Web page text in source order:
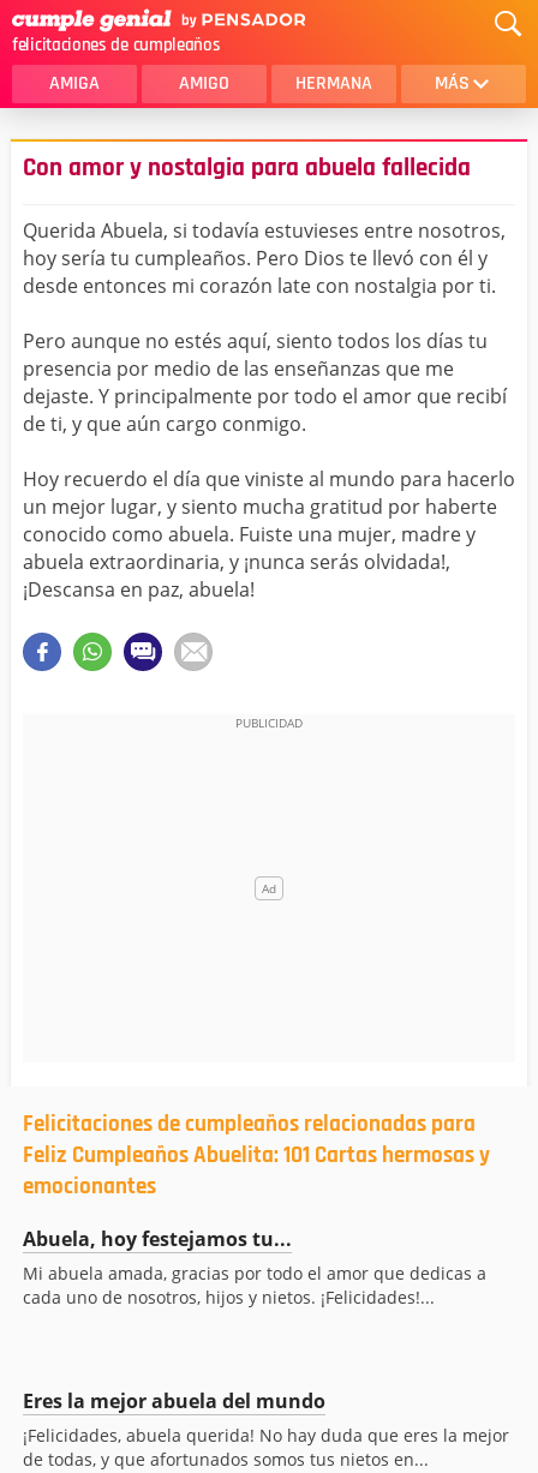
felicitaciones de cumpleaños
AMIGA AMIGO HERMANA MÁS
MAMA
AMOR
SOBRINA
HIJA
HERMANO
HIJO
NOVIA
ESPOSO
PAPA
HOMBRE
TIA
ALGUIEN ESPECIAL
PRIMO
TODAS LAS CATEGORÍAS
Con amor y nostalgia para abuela fallecida
Querida Abuela, si todavía estuvieses entre nosotros,
hoy sería tu cumpleaños. Pero Dios te llevó con él y
desde entonces mi corazón late con nostalgia por ti.
Pero aunque no estés aquí, siento todos los días tu
presencia por medio de las enseñanzas que me
dejaste. Y principalmente por todo el amor que recibí
de ti, y que aún cargo conmigo.
Hoy recuerdo el día que viniste al mundo para hacerlo
un mejor lugar, y siento mucha gratitud por haberte
conocido como abuela. Fuiste una mujer, madre y
abuela extraordinaria, y ¡nunca serás olvidada!,
¡Descansa en paz, abuela!
Felicitaciones de cumpleaños relacionadas para
Feliz Cumpleaños Abuelita: 101 Cartas hermosas y
emocionantes
Abuela, hoy festejamos tu...
Mi abuela amada, gracias por todo el amor que dedicas a
cada uno de nosotros, hijos y nietos. ¡Felicidades!...
Eres la mejor abuela del mundo
¡Felicidades, abuela querida! No hay duda que eres la mejor
de todas, y que afortunados somos tus nietos en...